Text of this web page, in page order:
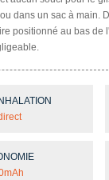
dans un sac à main.
positionné au bas de